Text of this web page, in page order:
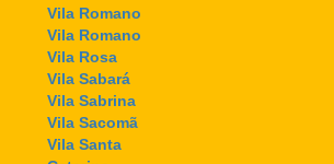
Vila Romano
Vila Romano
Vila Rosa
Vila Sabará
Vila Sabrina
Vila Sacomã
Vila Santa